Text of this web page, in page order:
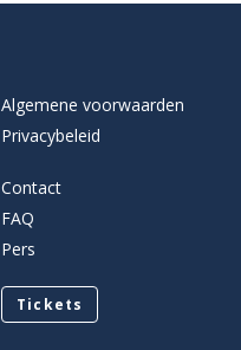
Algemene voorwaarden
Privacybeleid
Contact
FAQ
Pers
Tickets